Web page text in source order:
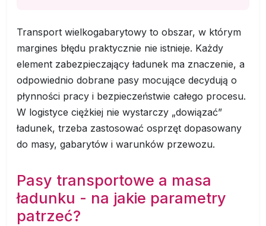
Transport wielkogabarytowy to obszar, w którym
margines błędu praktycznie nie istnieje. Każdy
element zabezpieczający ładunek ma znaczenie, a
odpowiednio dobrane pasy mocujące decydują o
płynności pracy i bezpieczeństwie całego procesu.
W logistyce ciężkiej nie wystarczy „dowiązać”
ładunek, trzeba zastosować osprzęt dopasowany
do masy, gabarytów i warunków przewozu.
Pasy transportowe a masa
ładunku - na jakie parametry
patrzeć?